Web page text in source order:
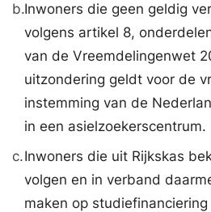
b.Inwoners die geen geldig
volgens artikel 8,
van de Vreemdelingenwet
uitzondering geldt voor de
instemming van de
in een asielzoekerscentrum.
c.Inwoners die uit Rijkskas
volgen en in verband
maken op